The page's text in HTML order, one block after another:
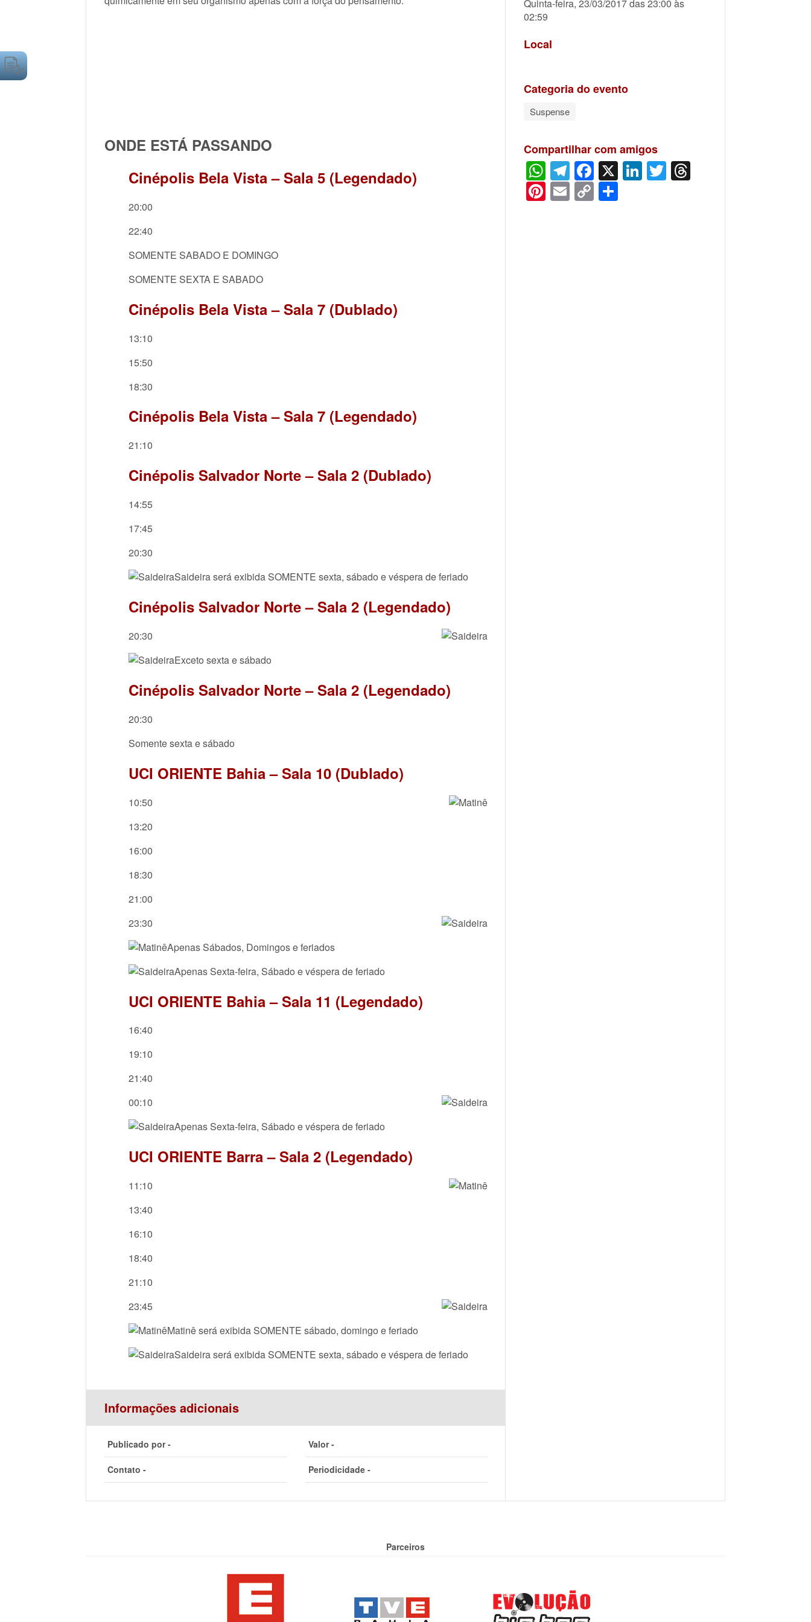
ONDE ESTÁ PASSANDO
Cinépolis Bela Vista – Sala 5 (Legendado)
20:00
22:40
SOMENTE SABADO E DOMINGO
SOMENTE SEXTA E SABADO
Cinépolis Bela Vista – Sala 7 (Dublado)
13:10
15:50
18:30
Cinépolis Bela Vista – Sala 7 (Legendado)
21:10
Cinépolis Salvador Norte – Sala 2 (Dublado)
14:55
17:45
20:30
Saideira será exibida SOMENTE sexta, sábado e véspera de feriado
Cinépolis Salvador Norte – Sala 2 (Legendado)
20:30
Exceto sexta e sábado
Cinépolis Salvador Norte – Sala 2 (Legendado)
20:30
Somente sexta e sábado
UCI ORIENTE Bahia – Sala 10 (Dublado)
10:50
13:20
16:00
18:30
21:00
23:30
Apenas Sábados, Domingos e feriados
Apenas Sexta-feira, Sábado e véspera de feriado
UCI ORIENTE Bahia – Sala 11 (Legendado)
16:40
19:10
21:40
00:10
Apenas Sexta-feira, Sábado e véspera de feriado
UCI ORIENTE Barra – Sala 2 (Legendado)
11:10
13:40
16:10
18:40
21:10
23:45
Matinê será exibida SOMENTE sábado, domingo e feriado
Saideira será exibida SOMENTE sexta, sábado e véspera de feriado
Informações adicionais
Publicado por - Valor -
Contato - Periodicidade -
Quinta-feira, 23/03/2017 das 23:00 às
02:59
Local
Categoria do evento
Suspense
Compartilhar com amigos
WhatsApp
Telegram
Facebook
X LinkedIn
Twitter
Pinterest
Email
Copy
Link
Parceiros